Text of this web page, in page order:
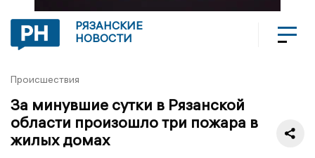
РЯЗАНСКИЕ
НОВОСТИ
Происшествия
За минувшие сутки в Рязанской
области произошло три пожара в
жилых домах